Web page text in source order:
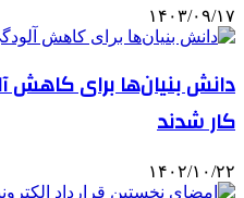
۱۴۰۳/۰۹/۱۷
دانش بنیان‌ها برای
کار شدند
۱۴۰۲/۱۰/۲۲